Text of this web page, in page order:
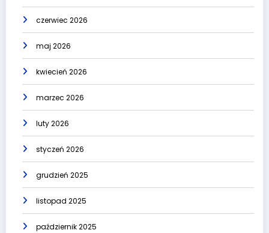
czerwiec 2026
maj 2026
kwiecień 2026
marzec 2026
luty 2026
styczeń 2026
grudzień 2025
listopad 2025
październik 2025